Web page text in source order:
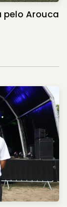
pelo Arouca